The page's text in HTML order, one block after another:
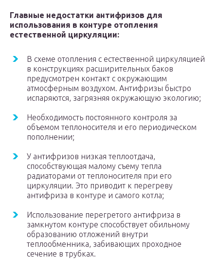
Главные недостатки антифризов для
использования в контуре отопления
естественной циркуляции:
В схеме отопления с естественной циркуляцией
в конструкциях расширительных баков
предусмотрен контакт с окружающим
атмосферным воздухом. Антифризы быстро
испаряются, загрязняя окружающую экологию;
Необходимость постоянного контроля за
объемом теплоносителя и его периодическом
пополнении;
У антифризов низкая теплоотдача,
способствующая малому съему тепла
радиаторами от теплоносителя при его
циркуляции. Это приводит к перегреву
антифриза в контуре и самого котла;
Использование перегретого антифриза в
замкнутом контуре способствует обильному
образованию отложений внутри
теплообменника, забивающих проходное
сечение в трубках.